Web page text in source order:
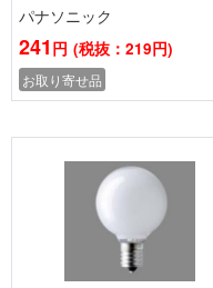
パナソニック
241 円 (税抜：219円)
お取り寄せ品